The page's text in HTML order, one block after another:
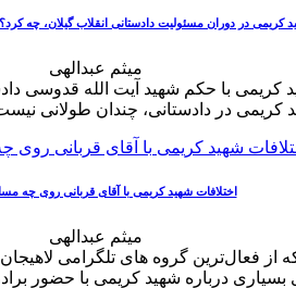
کریمی در دوران مسئولیت دادستانی انقلاب گیلان، چه کرد؟ + ۲ سند / ویراست
میثم عبدالهی
اختلافات شهید کریمی با آقای قربانی روی چه
میثم عبدالهی
که از فعال‌ترین گروه های